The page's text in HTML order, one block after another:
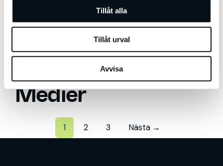
Tillåt alla
Tillåt urval
Avvisa
Kategori:Sociala
Medier
1 2 3 Nästa →